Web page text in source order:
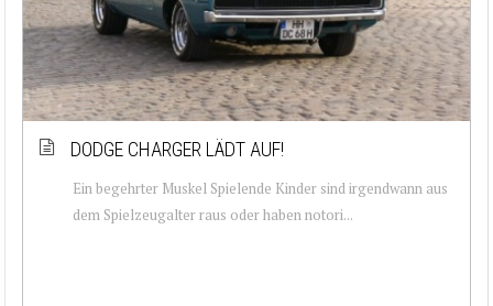
DODGE CHARGER LÄDT AUF!
Ein begehrter Muskel Spielende Kinder sind irgendwann aus
dem Spielzeugalter raus oder haben notori...